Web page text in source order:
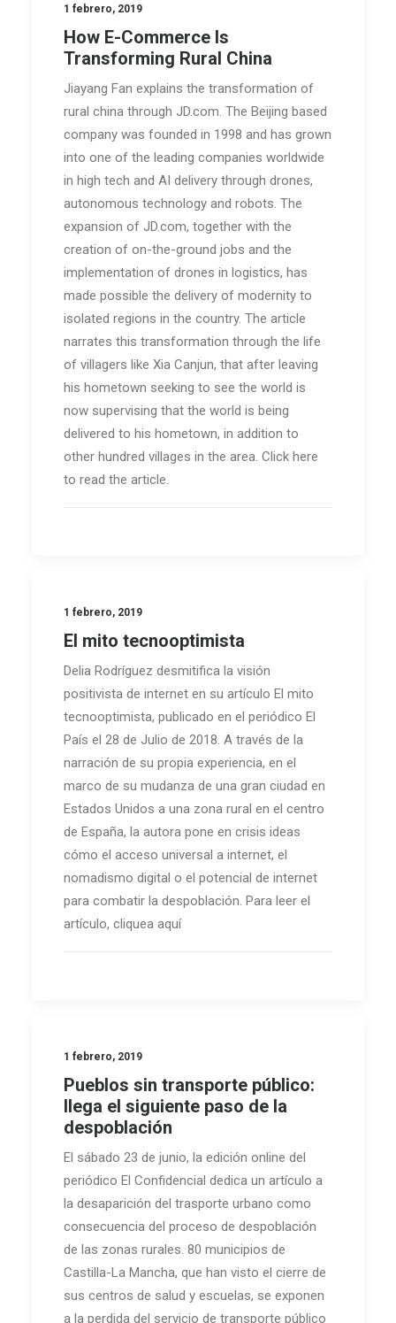
1 febrero, 2019
How E-Commerce Is
Transforming Rural China
Jiayang Fan explains the transformation of
rural china through JD.com. The Beijing based
company was founded in 1998 and has grown
into one of the leading companies worldwide
in high tech and AI delivery through drones,
autonomous technology and robots. The
expansion of JD.com, together with the
creation of on-the-ground jobs and the
implementation of drones in logistics, has
made possible the delivery of modernity to
isolated regions in the country. The article
narrates this transformation through the life
of villagers like Xia Canjun, that after leaving
his hometown seeking to see the world is
now supervising that the world is being
delivered to his hometown, in addition to
other hundred villages in the area. Click here
to read the article.
1 febrero, 2019
El mito tecnooptimista
Delia Rodríguez desmitifica la visión
positivista de internet en su artículo El mito
tecnooptimista, publicado en el periódico El
País el 28 de Julio de 2018. A través de la
narración de su propia experiencia, en el
marco de su mudanza de una gran ciudad en
Estados Unidos a una zona rural en el centro
de España, la autora pone en crisis ideas
cómo el acceso universal a internet, el
nomadismo digital o el potencial de internet
para combatir la despoblación. Para leer el
artículo, cliquea aquí
1 febrero, 2019
Pueblos sin transporte público:
llega el siguiente paso de la
despoblación
El sábado 23 de junio, la edición online del
periódico El Confidencial dedica un artículo a
la desaparición del trasporte urbano como
consecuencia del proceso de despoblación
de las zonas rurales. 80 municipios de
Castilla-La Mancha, que han visto el cierre de
sus centros de salud y escuelas, se exponen
a la perdida del servicio de transporte público